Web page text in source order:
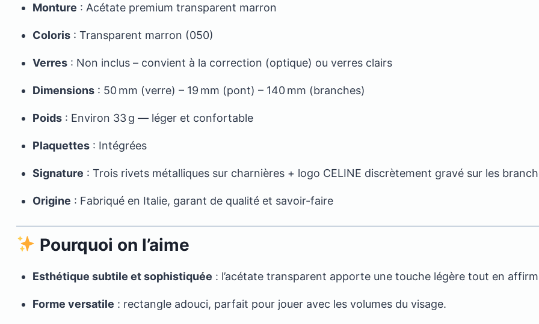
Monture : Acétate premium transparent marron
Coloris : Transparent marron (050)
Verres : Non inclus – convient à la correction (optique) ou verres clairs
Dimensions : 50 mm (verre) – 19 mm (pont) – 140 mm (branches)
Poids : Environ 33 g — léger et confortable
Plaquettes : Intégrées
Signature : Trois rivets métalliques sur charnières + logo CELINE discrètement gravé sur les
Origine : Fabriqué en Italie, garant de qualité et savoir-faire
Pourquoi on l’aime
Esthétique subtile et sophistiquée : l’acétate transparent apporte une touche légère tout en
Forme versatile : rectangle adouci, parfait pour jouer avec les volumes du visage.